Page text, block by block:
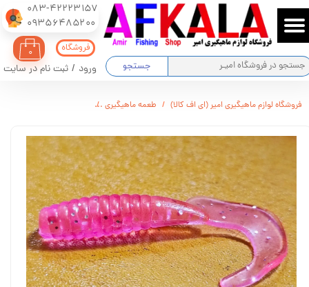
083-42223157
​​​​​​​09356485200
جستجو
۰
ورود / ثبت نام در سایت
حساب کاربری من
تغییر گذر واژه
فروشگاه
فروشگاه لوازم ماهیگیری امیر (ای اف کالا) طعمه ماهیگیری